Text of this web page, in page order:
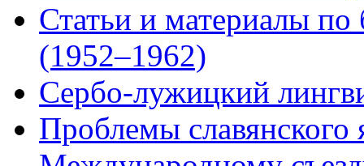
Статьи и материалы по
(1952–1962)
Сербо-лужицкий
Проблемы